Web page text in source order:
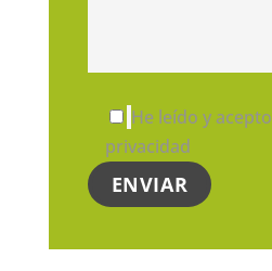
He leído y
privacidad